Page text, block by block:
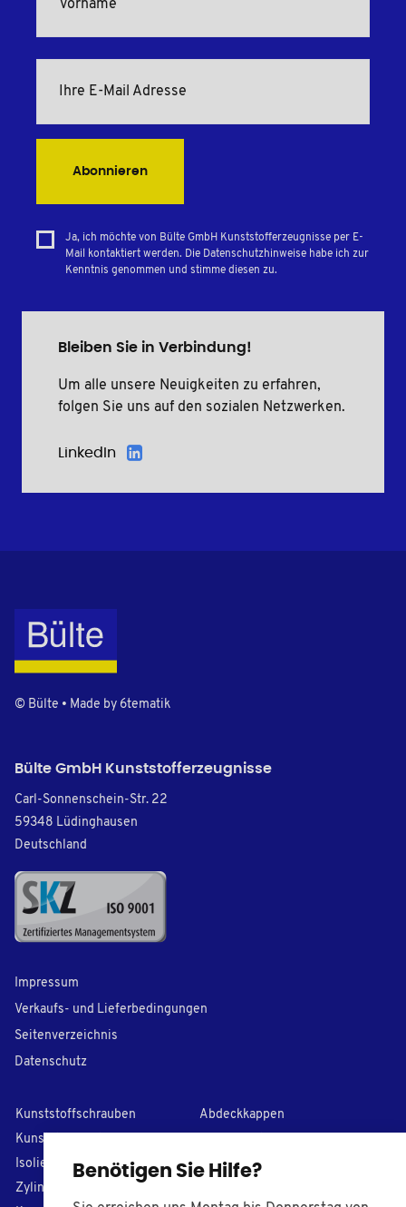
Benötigen Sie Hilfe?
Abonnieren
Ja, ich möchte von Bülte GmbH Kunststofferzeugnisse per E-
Mail kontaktiert werden. Die Datenschutzhinweise habe ich zur
Kenntnis genommen und stimme diesen zu.
Bleiben Sie in Verbindung!
Um alle unsere Neuigkeiten zu erfahren,
folgen Sie uns auf den sozialen Netzwerken.
LinkedIn
© Bülte • Made by 6tematik
Bülte GmbH Kunststofferzeugnisse
Carl-Sonnenschein-Str. 22
59348 Lüdinghausen
Deutschland
Impressum
Verkaufs- und Lieferbedingungen
Seitenverzeichnis
Datenschutz
Kunststoffschrauben
Abdeckkappen
Kunststoff-Unterlegscheiben
solierhülsen
PVC Kappen
Zylinderstifte